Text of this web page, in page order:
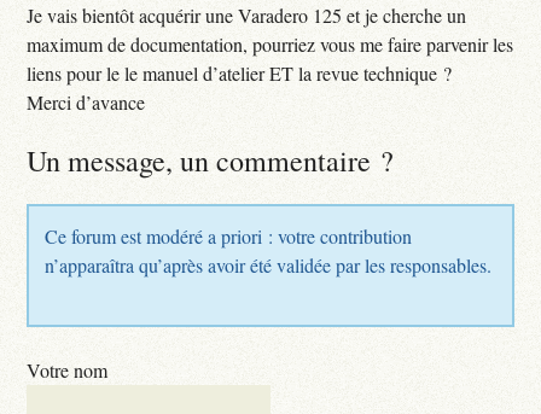
Je vais bientôt acquérir une Varadero 125 et je cherche un
maximum de documentation, pourriez vous me faire parvenir les
liens pour le le manuel d’atelier ET la revue technique ?
Merci d’avance
Un message, un commentaire ?
Ce forum est modéré a priori : votre contribution
n’apparaîtra qu’après avoir été validée par les responsables.
Votre nom